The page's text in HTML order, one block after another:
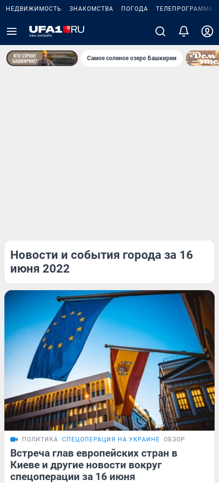
НЕДВИЖИМОСТЬ ЗНАКОМСТВА ПОГОДА ТЕЛЕПРОГРАММА
Самое соленое озеро Башкирии
Новости и события города за 16
июня 2022
ПОЛИТИКА СПЕЦОПЕРАЦИЯ НА УКРАИНЕ ОБЗОР
Встреча глав европейских стран в
Киеве и другие новости вокруг
спецоперации за 16 июня